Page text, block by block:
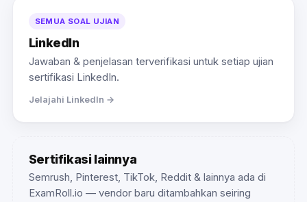
SEMUA SOAL UJIAN
LinkedIn
Jawaban & penjelasan terverifikasi untuk setiap ujian
sertifikasi LinkedIn.
Jelajahi LinkedIn →
Sertifikasi lainnya
Semrush, Pinterest, TikTok, Reddit & lainnya ada di
ExamRoll.io — vendor baru ditambahkan seiring